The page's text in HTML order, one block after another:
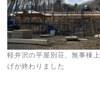
軽井沢の平屋別荘、無事棟上
げが終わりました